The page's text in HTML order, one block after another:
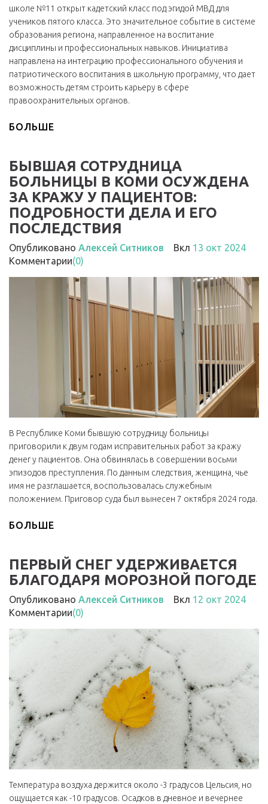
школе №11 открыт кадетский класс под эгидой МВД для
учеников пятого класса. Это значительное событие в системе
образования региона, направленное на воспитание
дисциплины и профессиональных навыков. Инициатива
направлена на интеграцию профессионального обучения и
патриотического воспитания в школьную программу, что дает
возможность детям строить карьеру в сфере
правоохранительных органов.
БОЛЬШЕ
БЫВШАЯ СОТРУДНИЦА
БОЛЬНИЦЫ В КОМИ ОСУЖДЕНА
ЗА КРАЖУ У ПАЦИЕНТОВ:
ПОДРОБНОСТИ ДЕЛА И ЕГО
ПОСЛЕДСТВИЯ
Опубликовано Алексей Ситников Вкл 13 окт 2024
Комментарии(0)
В Республике Коми бывшую сотрудницу больницы
приговорили к двум годам исправительных работ за кражу
денег у пациентов. Она обвинялась в совершении восьми
эпизодов преступления. По данным следствия, женщина, чье
имя не разглашается, воспользовалась служебным
положением. Приговор суда был вынесен 7 октября 2024 года.
БОЛЬШЕ
ПЕРВЫЙ СНЕГ УДЕРЖИВАЕТСЯ
БЛАГОДАРЯ МОРОЗНОЙ ПОГОДЕ
Опубликовано Алексей Ситников Вкл 12 окт 2024
Комментарии(0)
Температура воздуха держится около -3 градусов Цельсия, но
ощущается как -10 градусов. Осадков в дневное и вечернее